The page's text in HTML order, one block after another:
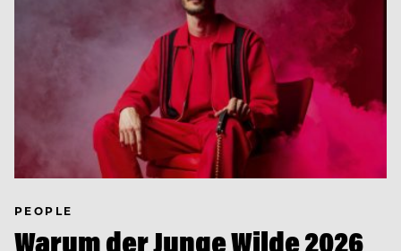
PEOPLE
Warum der Junge Wilde 2026